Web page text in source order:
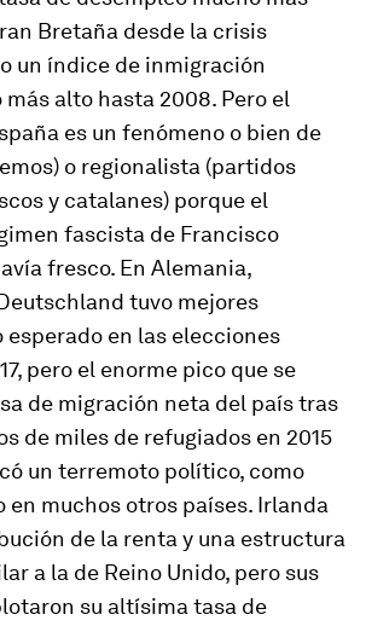
Bretaña desde la crisis
un índice de inmigración
alto hasta 2008. Pero el
es un fenómeno o bien de
o regionalista (partidos
y catalanes) porque el
fascista de Francisco
fresco. En Alemania,
tuvo mejores
esperado en las elecciones
pero el enorme pico que se
de migración neta del país tras
de miles de refugiados en 2015
un terremoto político, como
en muchos otros países. Irlanda
de la renta y una estructura
a la de Reino Unido, pero sus
su altísima tasa de